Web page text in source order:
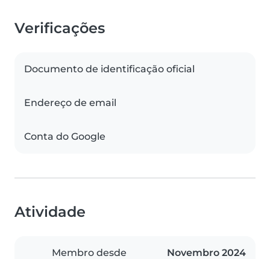
Verificações
Documento de identificação oficial
Endereço de email
Conta do Google
Atividade
Membro desde Novembro 2024